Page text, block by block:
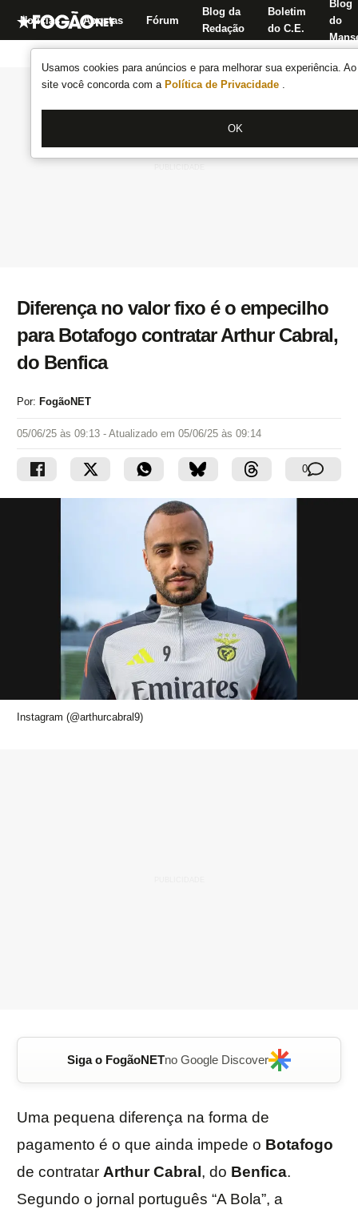
Usamos cookies para anúncios e para melhorar sua experiência.
site você concorda com a Política de Privacidade .
OK
Notícias Apostas Fórum
Blog da
Redação
Boletim
do C.E.
Blog
do
Diferença no valor fixo é o empecilho
para Botafogo contratar Arthur Cabral,
do Benfica
Por: FogãoNET
05/06/25 às 09:13 - Atualizado em 05/06/25 às 09:14
0
Instagram (@arthurcabral9)
Siga o FogãoNETno Google Discover
Uma pequena diferença na forma de
pagamento é o que ainda impede o Botafogo
de contratar Arthur Cabral , do Benfica.
Segundo o jornal português “A Bola”, a